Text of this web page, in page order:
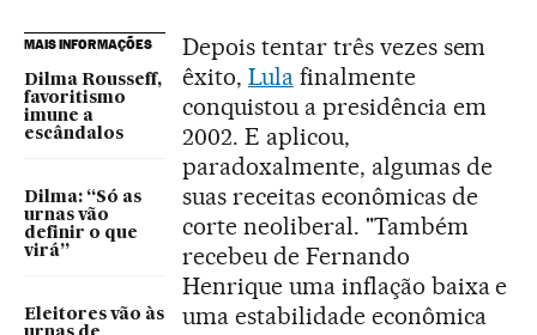
MAIS INFORMAÇÕES
Dilma Rousseff,
favoritismo
imune a
escândalos
Dilma: “Só as
urnas vão
definir o que
virá”
Eleitores vão às
Depois tentar três vezes sem
êxito, Lulafinalmente
conquistou a presidência em
2002. E aplicou,
paradoxalmente, algumas de
suas receitas econômicas de
corte neoliberal. "Também
recebeu de Fernando
Henrique uma inflação baixa e
uma estabilidade econômica